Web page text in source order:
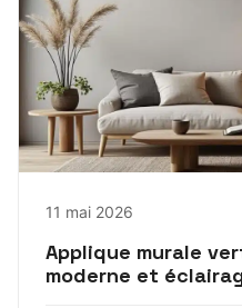
11 mai 2026
Applique murale
moderne et